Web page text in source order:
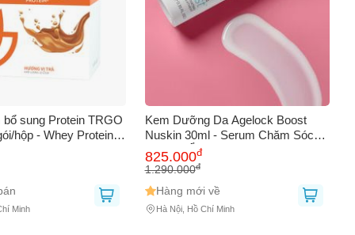
sung Protein TRGO
hộp - Whey Protein vị
phục hồi cơ bắp,
lợi cho người tập
Minh
Kem Dưỡng Da Agelock Boost
Nuskin 30ml - Serum Chăm Sóc
Da Cấp Ẩm, Chống Lão Hóa, Dành
Cho Da Nhạy Cảm
825.000đ
1.290.000đ
Hàng mới về
Hà Nội, Hồ Chí Minh